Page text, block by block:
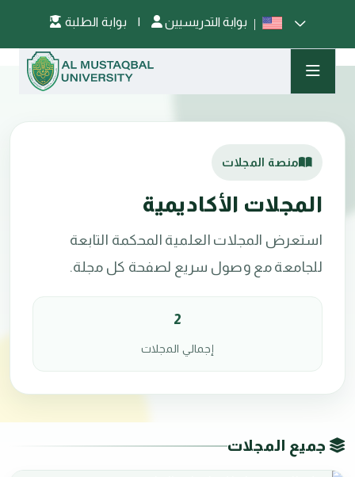
| بوابة التدريسيين
منصة المجلات
المجلات الأكاديمية
استعرض المجلات العلمية المحكمة التابعة
للجامعة مع وصول سريع لصفحة كل مجلة.
2
إجمالي المجلات
جميع المجلات